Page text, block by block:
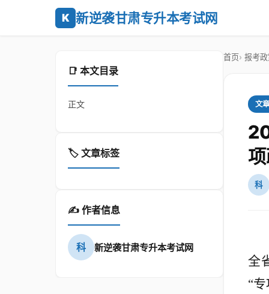
K 新逆袭甘肃专升本考试网
📑 本文目录
正文
🏷️ 文章标签
✍️ 作者信息
科 新逆袭甘肃专升本考试网
首页 报考
文
科
全
“